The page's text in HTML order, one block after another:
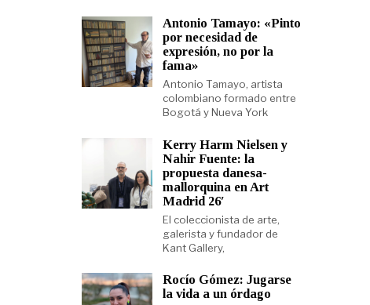
Antonio Tamayo: «Pinto
por necesidad de
expresión, no por la
fama»
Antonio Tamayo, artista
colombiano formado entre
Bogotá y Nueva York
Kerry Harm Nielsen y
Nahir Fuente: la
propuesta danesa-
mallorquina en Art
Madrid 26′
El coleccionista de arte,
galerista y fundador de
Kant Gallery,
Rocío Gómez: Jugarse
la vida a un órdago